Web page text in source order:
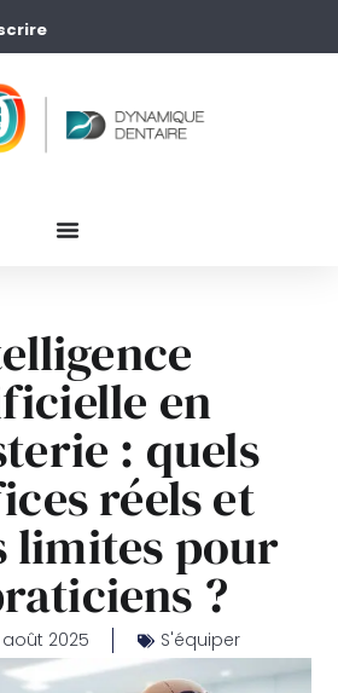
en
: quels
réels et
limites pour
?
2025 S'équiper